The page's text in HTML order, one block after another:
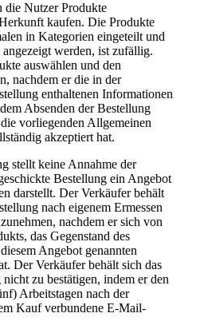
die Nutzer Produkte
kaufen. Die Produkte
in Kategorien eingeteilt und
werden, ist zufällig.
auswählen und den
nachdem er die in der
enthaltenen Informationen
Absenden der Bestellung
vorliegenden Allgemeinen
akzeptiert hat.
stellt keine Annahme der
Bestellung ein Angebot
darstellt. Der Verkäufer behält
nach eigenem Ermessen
nachdem er sich von
das Gegenstand des
Angebot genannten
Der Verkäufer behält sich das
zu bestätigen, indem er den
Arbeitstagen nach der
Kauf verbundene E-Mail-